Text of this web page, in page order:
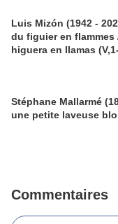
Luis Mizón (1942 -
du figuier en flammes
higuera en llamas
Stéphane Mallarmé
une petite laveuse
Commentaires